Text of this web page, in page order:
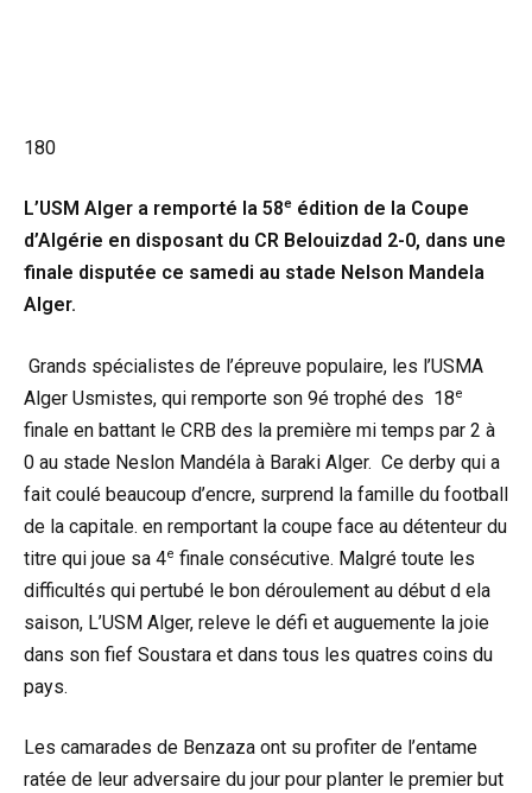
180
L’USM Alger a remporté la 58e édition de la Coupe
d’Algérie en disposant du CR Belouizdad 2-0, dans une
finale disputée ce samedi au stade Nelson Mandela
Alger.
Grands spécialistes de l’épreuve populaire, les l’USMA
Alger Usmistes, qui remporte son 9é trophé des 18e
finale en battant le CRB des la première mi temps par 2 à
0 au stade Neslon Mandéla à Baraki Alger. Ce derby qui a
fait coulé beaucoup d’encre, surprend la famille du football
de la capitale. en remportant la coupe face au détenteur du
titre qui joue sa 4e finale consécutive. Malgré toute les
difficultés qui pertubé le bon déroulement au début d ela
saison, L’USM Alger, releve le défi et auguemente la joie
dans son fief Soustara et dans tous les quatres coins du
pays.
Les camarades de Benzaza ont su profiter de l’entame
ratée de leur adversaire du jour pour planter le premier but